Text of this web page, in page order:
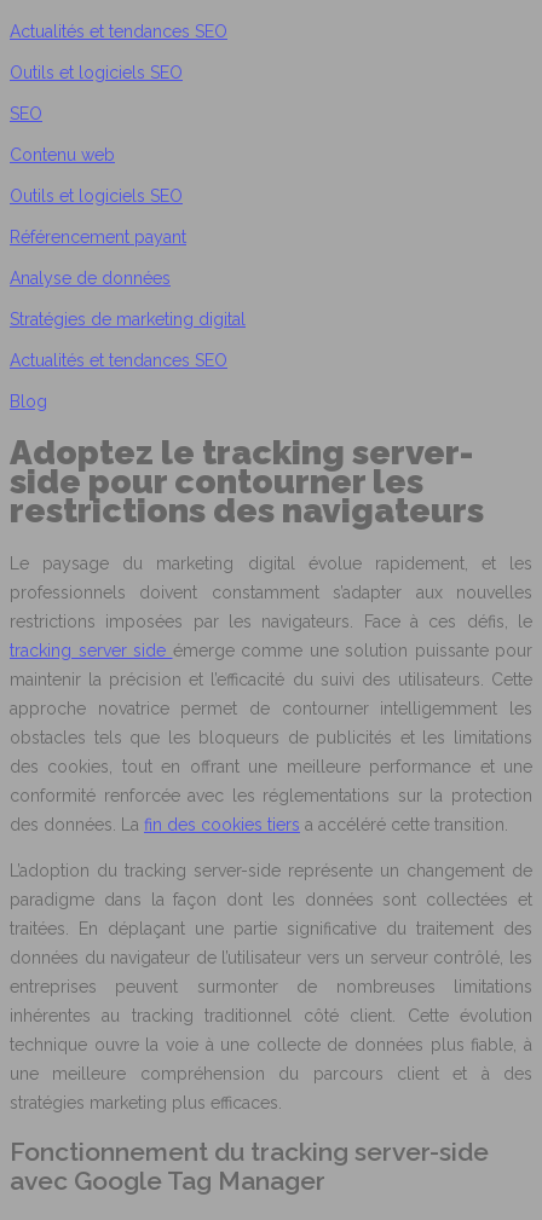
Actualités et tendances SEO
Outils et logiciels SEO
SEO
Contenu web
Outils et logiciels SEO
Référencement payant
Analyse de données
Stratégies de marketing digital
Actualités et tendances SEO
Blog
Adoptez le tracking server-
side pour contourner les
restrictions des navigateurs
Le paysage du marketing digital évolue rapidement, et les
professionnels doivent constamment s’adapter aux nouvelles
restrictions imposées par les navigateurs. Face à ces défis, le
tracking server side émerge comme une solution puissante pour
maintenir la précision et l’efficacité du suivi des utilisateurs. Cette
approche novatrice permet de contourner intelligemment les
obstacles tels que les bloqueurs de publicités et les limitations
des cookies, tout en offrant une meilleure performance et une
conformité renforcée avec les réglementations sur la protection
des données. La fin des cookies tiers a accéléré cette transition.
L’adoption du tracking server-side représente un changement de
paradigme dans la façon dont les données sont collectées et
traitées. En déplaçant une partie significative du traitement des
données du navigateur de l’utilisateur vers un serveur contrôlé, les
entreprises peuvent surmonter de nombreuses limitations
inhérentes au tracking traditionnel côté client. Cette évolution
technique ouvre la voie à une collecte de données plus fiable, à
une meilleure compréhension du parcours client et à des
stratégies marketing plus efficaces.
Fonctionnement du tracking server-side
avec Google Tag Manager